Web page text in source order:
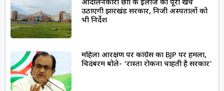
आंदोलनकारी छात्रों के इलाज का पूरा खर्च
उठाएगी झारखंड सरकार, निजी अस्पतालों को
भी निर्देश
महिला आरक्षण पर कांग्रेस का BJP पर हमला,
चिदंबरम बोले- ‘रास्ता रोकना चाहती है सरकार’